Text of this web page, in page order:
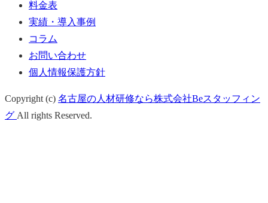
料金表
実績・導入事例
コラム
お問い合わせ
個人情報保護方針
Copyright (c) 名古屋の人材研修なら株式会社Beスタッフィン
グ All rights Reserved.